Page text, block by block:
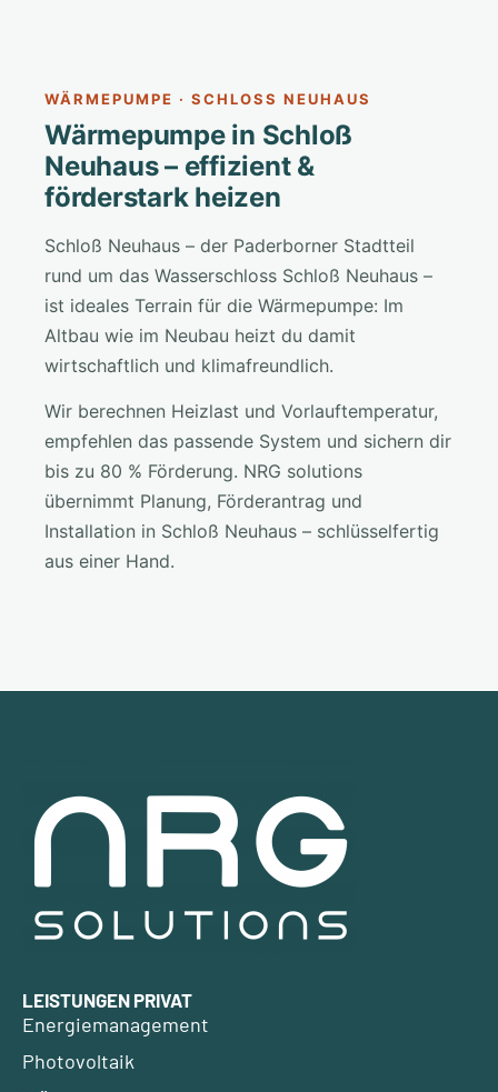
WÄRMEPUMPE · SCHLOSS NEUHAUS
Wärmepumpe in Schloß
Neuhaus – effizient &
förderstark heizen
Schloß Neuhaus – der Paderborner Stadtteil
rund um das Wasserschloss Schloß Neuhaus –
ist ideales Terrain für die Wärmepumpe: Im
Altbau wie im Neubau heizt du damit
wirtschaftlich und klimafreundlich.
Wir berechnen Heizlast und Vorlauftemperatur,
empfehlen das passende System und sichern dir
bis zu 80 % Förderung. NRG solutions
übernimmt Planung, Förderantrag und
Installation in Schloß Neuhaus – schlüsselfertig
aus einer Hand.
LEISTUNGEN PRIVAT
Energiemanagement
Photovoltaik